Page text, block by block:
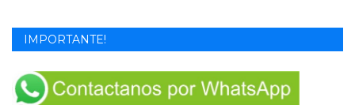
IMPORTANTE!